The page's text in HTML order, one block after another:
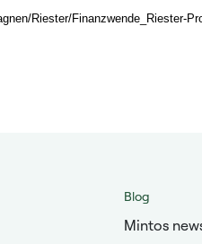
Riester/Finanzwende_Riester-
Blog
Mintos